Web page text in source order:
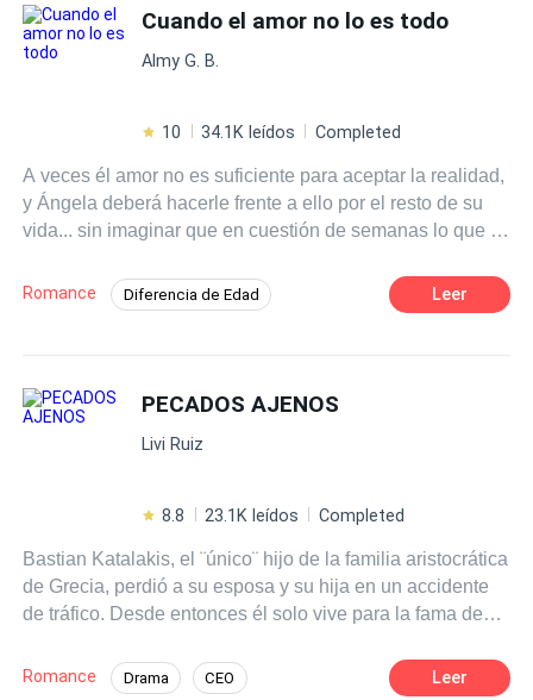
ningún hombre merece sacrificar su libertad ¿Lograrán
estas almas solitarias unir sus vidas? ¿Podrá Angello
cambiar su forma de pensar al encontrar una mujer
en Safe Creative bajo el número 2001052802718
Cuando el amor no lo es todo
Almy G. B.
10 34.1K leídos Completed
A veces él amor no es suficiente para aceptar la realidad,
y Ángela deberá hacerle frente a ello por el resto de su
vida... sin imaginar que en cuestión de semanas lo que le
haciéndola tomar decisiones que podrían separarla para
siempre del único que la ha amado tal cual es.
Romance Diferencia de Edad
Independiente Mujeriego
Leer
PECADOS AJENOS
Livi Ruiz
8.8 23.1K leídos Completed
Bastian Katalakis, el ¨único¨ hijo de la familia aristocrática
de Grecia, perdió a su esposa y su hija en un accidente
de tráfico. Desde entonces él solo vive para la fama de
mujer. Hasta un día su primo Athan Katalakis le trae una
Romance Drama CEO Leer